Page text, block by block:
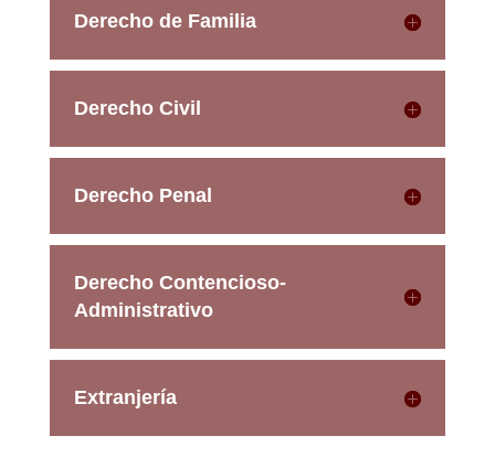
Derecho de Familia
Derecho Civil
Derecho Penal
Derecho Contencioso-
Administrativo
Extranjería